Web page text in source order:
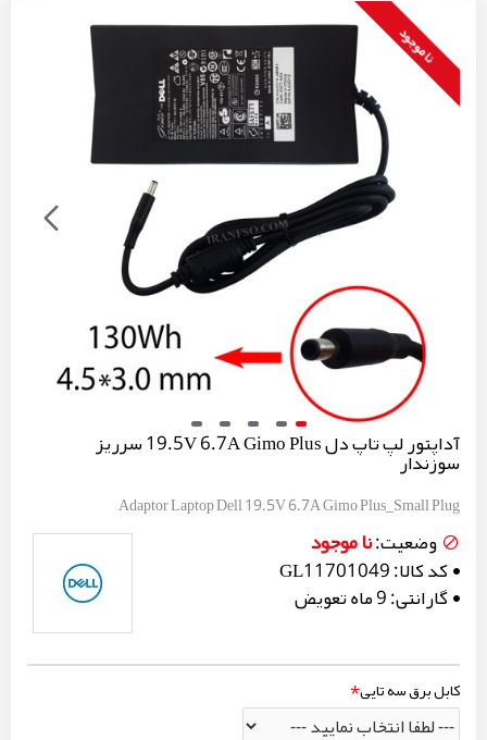
نا موجود
آداپتور لپ تاپ دل 19.5V 6.7A Gimo Plus سرریز
سوزندار
Adaptor Laptop Dell 19.5V 6.7A Gimo Plus_Small Plug
وضعیت:نا موجود
کد کالا:GL11701049
گارانتی:9 ماه تعویض
کابل برق سه تایی